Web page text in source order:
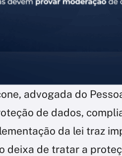
advogada do
de dados,
da lei traz
deixa de tratar a